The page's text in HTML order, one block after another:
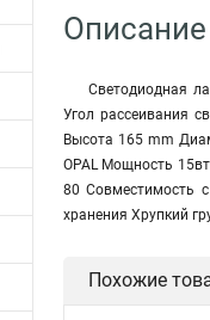
Описание
Светодиодная
Угол рассеивания
Высота 165 mm
OPAL Мощность
80 Совместимость
хранения Хрупкий
Похожие